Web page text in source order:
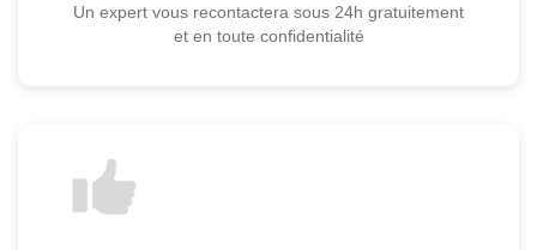
Un expert vous recontactera sous 24h gratuitement
et en toute confidentialité